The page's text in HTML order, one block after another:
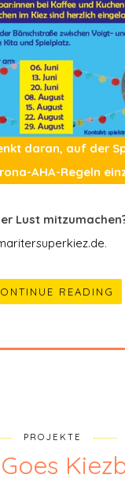
daran, auf der
AHA-Regeln
Lust
.
READING
PROJEKTE